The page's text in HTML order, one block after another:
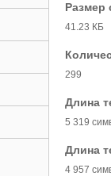
Размер
41.23 КБ
299
Длина
5 319
Длина
4 957